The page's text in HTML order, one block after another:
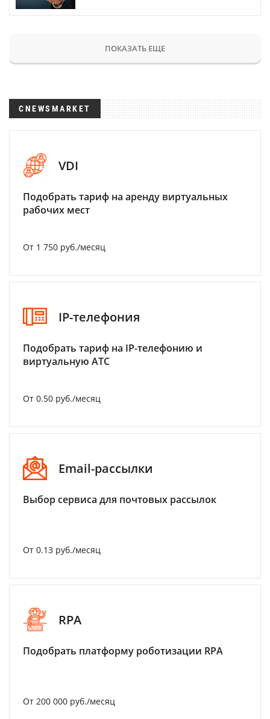
ПОКАЗАТЬ ЕЩЕ
CNEWSMARKET
VDI
Подобрать тариф на аренду виртуальных
рабочих мест
От 1 750 руб./месяц
IP-телефония
Подобрать тариф на IP-телефонию и
виртуальную АТС
От 0.50 руб./месяц
Email-рассылки
Выбор сервиса для почтовых рассылок
От 0.13 руб./месяц
RPA
Подобрать платформу роботизации RPA
От 200 000 руб./месяц